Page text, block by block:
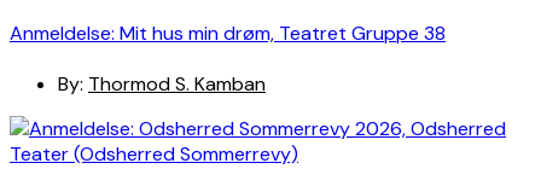
Anmeldelse: Mit hus min drøm, Teatret Gruppe 38
By: Thormod S. Kamban